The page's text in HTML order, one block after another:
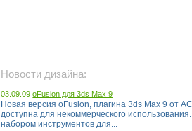
Новости дизайна:
03.09.09oFusion для 3ds Max 9
Новая версия oFusion, плагина 3ds Max 9 от
доступна для некоммерческого
набором инструментов для...